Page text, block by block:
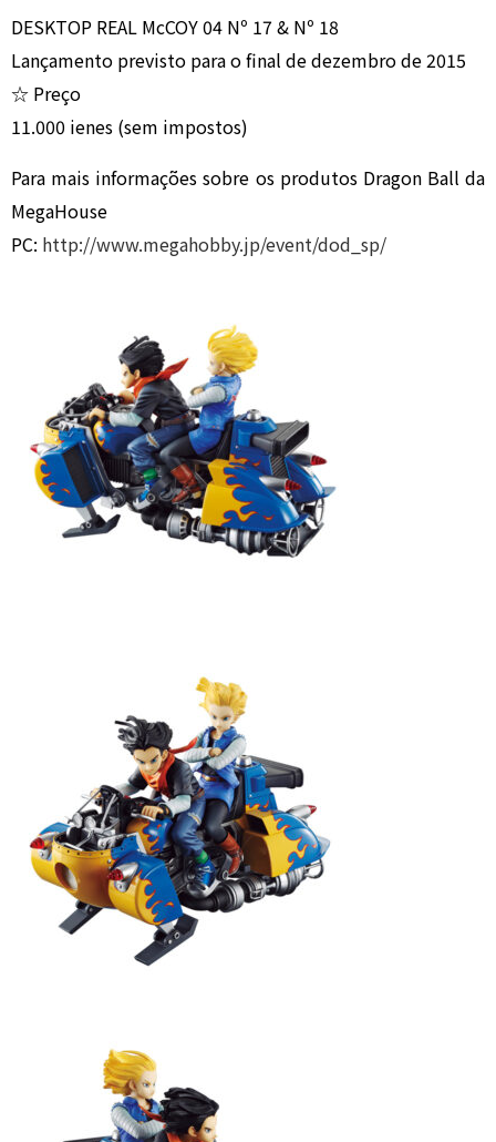
DESKTOP REAL McCOY 04 Nº 17 & Nº 18
Lançamento previsto para o final de dezembro de 2015
☆ Preço
11.000 ienes (sem impostos)
Para mais informações sobre os produtos Dragon Ball da
MegaHouse
PC: http://www.megahobby.jp/event/dod_sp/